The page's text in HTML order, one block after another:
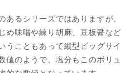
あるシリーズではありますが、
め味噌や練り胡麻、豆板醤など
うこともあって縦型ビッグサイ
値のようで、塩分もこのボリュ